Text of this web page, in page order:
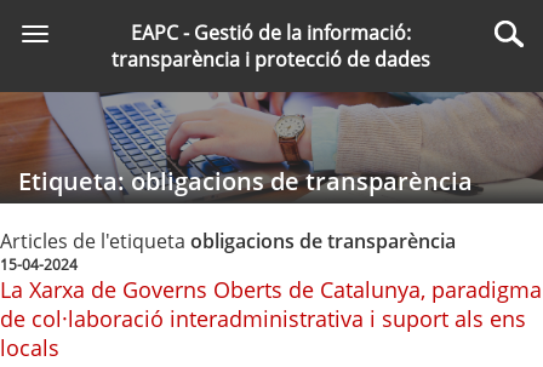
principal
Toggle
navigation
EAPC - Gestió de la informació:
transparència i protecció de dades
Etiqueta: obligacions de transparència
Articles de l'etiqueta obligacions de transparència
15-04-2024
La Xarxa de Governs Oberts de Catalunya, paradigma
de col·laboració interadministrativa i suport als ens
locals